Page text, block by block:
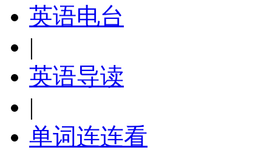
英语电台
|
英语导读
|
单词连连看